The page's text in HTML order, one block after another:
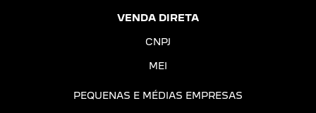
VENDA DIRETA
CNPJ
MEI
PEQUENAS E MÉDIAS EMPRESAS